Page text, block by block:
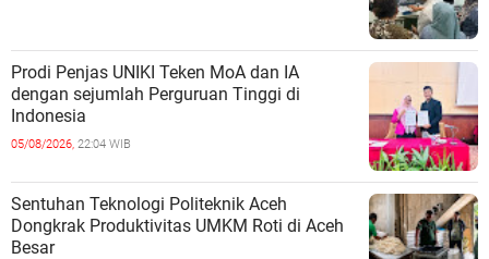
Prodi Penjas UNIKI Teken MoA dan IA
dengan sejumlah Perguruan Tinggi di
Indonesia
05/08/2026, 22:04 WIB
Sentuhan Teknologi Politeknik Aceh
Dongkrak Produktivitas UMKM Roti di Aceh
Besar